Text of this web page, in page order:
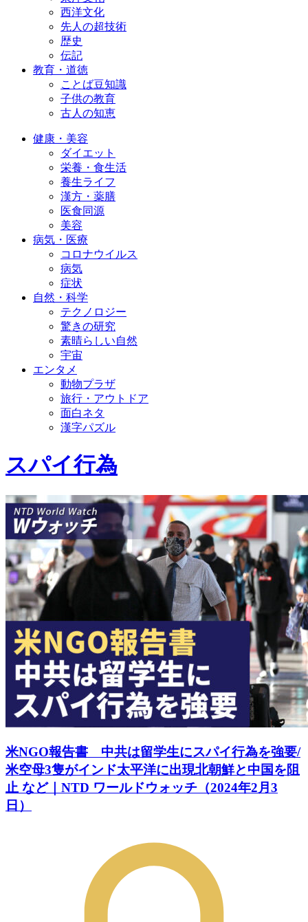
西洋文化
先人の超技術
歴史
伝記
教育・道徳
ことば豆知識
子供の教育
古人の知恵
健康・美容
ダイエット
栄養・食生活
養生ライフ
漢方・薬膳
医食同源
美容
病気・医療
コロナウイルス
病気
症状
自然・科学
テクノロジー
驚きの研究
素晴らしい自然
宇宙
エンタメ
動物プラザ
旅行・アウトドア
面白ネタ
漢字パズル
スパイ行為
米NGO報告書 中共は留学生にスパイ行為を強要/
米空母3隻がインド太平洋に出現北朝鮮と中国を阻
止 など｜NTD ワールドウォッチ（2024年2月3
日）